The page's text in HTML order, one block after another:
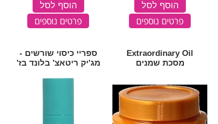
הוסף לסל
פרטים נוספים
הוסף לסל
פרטים נוספים
Extraordinary Oil
מסכת שמנים
ספריי כיסוי שורשים -
מג'יק ריטאצ' בלונד בז'